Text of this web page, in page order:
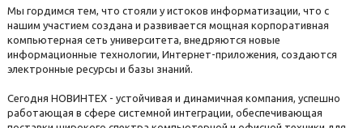
Мы гордимся тем, что стояли у истоков информатизации, что с
нашим участием создана и развивается мощная корпоративная
компьютерная сеть университета, внедряются новые
информационные технологии, Интернет-приложения, создаются
электронные ресурсы и базы знаний.
Сегодня НОВИНТЕХ - устойчивая и динамичная компания, успешно
работающая в сфере системной интеграции, обеспечивающая